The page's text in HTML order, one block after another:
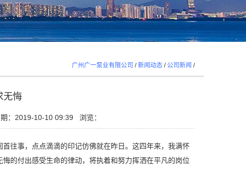
广州广一泵业有限公司 /新闻动态 /公司新闻 /
无悔
期：2019-10-10 09:39 浏览：
往事，点点滴滴的印记仿佛就在昨日。这四年来，我满怀
的付出感受生命的律动，将执着和努力挥洒在平凡的岗位